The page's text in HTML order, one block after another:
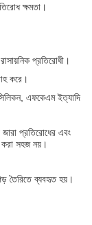
ক্ষমতা।
প্রতিরোধী।
করে।
এফকেএম ইত্যাদি
প্রতিরোধের এবং
করা সহজ নয়।
তৈরিতে ব্যবহৃত হয়।